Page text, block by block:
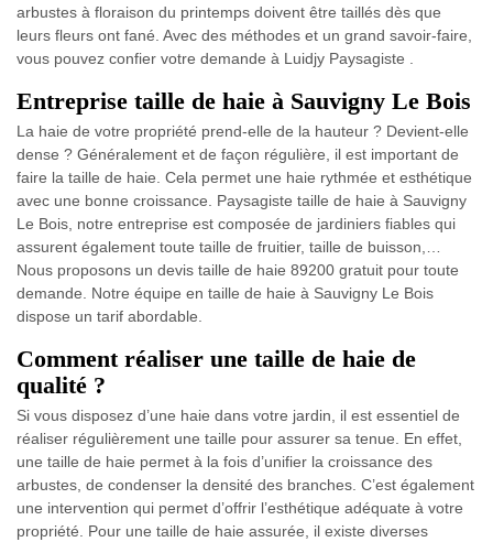
arbustes à floraison du printemps doivent être taillés dès que
leurs fleurs ont fané. Avec des méthodes et un grand savoir-faire,
vous pouvez confier votre demande à Luidjy Paysagiste .
Entreprise taille de haie à Sauvigny Le Bois
La haie de votre propriété prend-elle de la hauteur ? Devient-elle
dense ? Généralement et de façon régulière, il est important de
faire la taille de haie. Cela permet une haie rythmée et esthétique
avec une bonne croissance. Paysagiste taille de haie à Sauvigny
Le Bois, notre entreprise est composée de jardiniers fiables qui
assurent également toute taille de fruitier, taille de buisson,…
Nous proposons un devis taille de haie 89200 gratuit pour toute
demande. Notre équipe en taille de haie à Sauvigny Le Bois
dispose un tarif abordable.
Comment réaliser une taille de haie de
qualité ?
Si vous disposez d’une haie dans votre jardin, il est essentiel de
réaliser régulièrement une taille pour assurer sa tenue. En effet,
une taille de haie permet à la fois d’unifier la croissance des
arbustes, de condenser la densité des branches. C’est également
une intervention qui permet d’offrir l’esthétique adéquate à votre
propriété. Pour une taille de haie assurée, il existe diverses